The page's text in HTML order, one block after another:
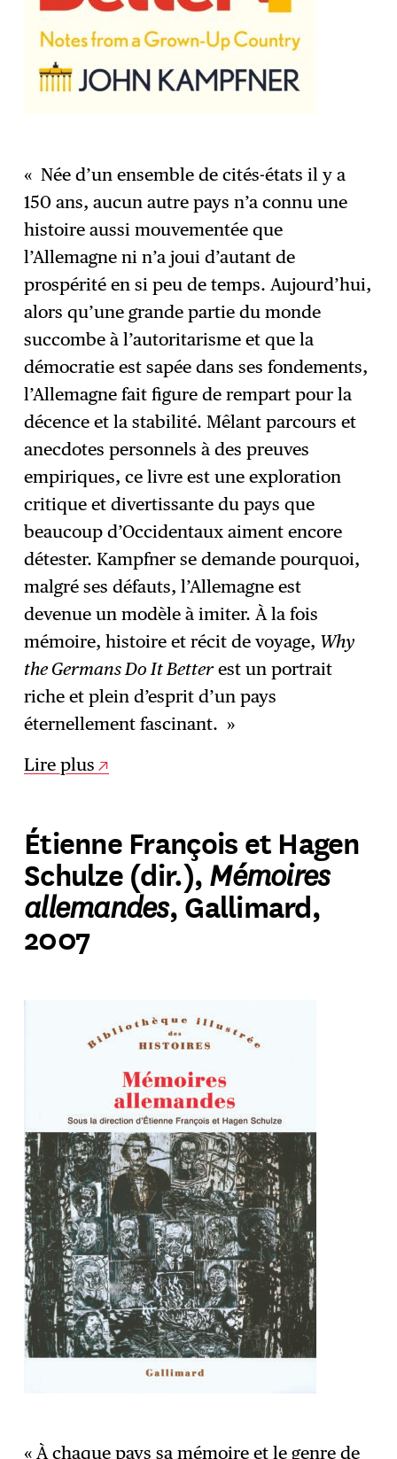
« Née d’un ensemble de cités-états il y a
150 ans, aucun autre pays n’a connu une
histoire aussi mouvementée que
l’Allemagne ni n’a joui d’autant de
prospérité en si peu de temps. Aujourd’hui,
alors qu’une grande partie du monde
succombe à l’autoritarisme et que la
démocratie est sapée dans ses fondements,
l’Allemagne fait figure de rempart pour la
décence et la stabilité. Mêlant parcours et
anecdotes personnels à des preuves
empiriques, ce livre est une exploration
critique et divertissante du pays que
beaucoup d’Occidentaux aiment encore
détester. Kampfner se demande pourquoi,
malgré ses défauts, l’Allemagne est
devenue un modèle à imiter. À la fois
mémoire, histoire et récit de voyage, Why
the Germans Do It Betterest un portrait
riche et plein d’esprit d’un pays
éternellement fascinant. »
Lire plus
Étienne François et Hagen
Schulze (dir.),Mémoires
allemandes, Gallimard,
2007
« À chaque pays sa mémoire et le genre de